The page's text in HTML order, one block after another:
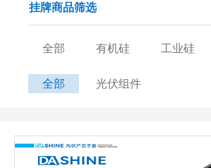
挂牌商品筛选
全部 有机硅 工业硅
全部 光伏组件